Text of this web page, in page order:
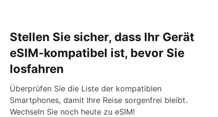
Stellen Sie sicher, dass Ihr Gerät
eSIM-kompatibel ist, bevor Sie
losfahren
Überprüfen Sie die Liste der kompatiblen
Smartphones, damit Ihre Reise sorgenfrei bleibt.
Wechseln Sie noch heute zu eSIM!